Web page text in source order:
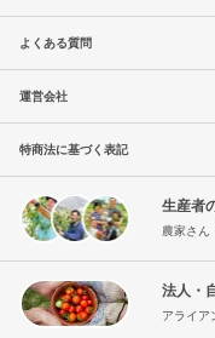
よくある質問
運営会社
特商法に基づく表記
生産者
農家さん
法人・
アライア